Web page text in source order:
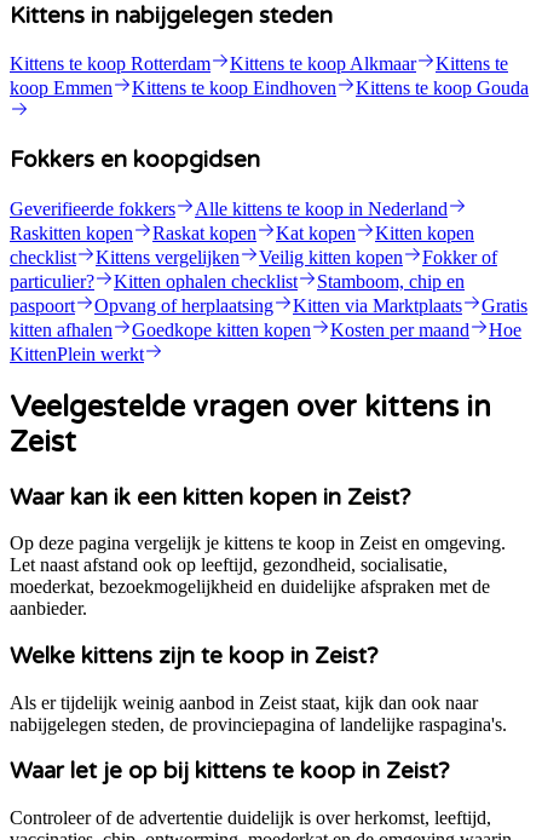
Kittens in nabijgelegen steden
Kittens te koop Rotterdam Kittens te koop Alkmaar
Kittens te
koop Emmen
Kittens te koop Eindhoven Kittens te koop Gouda
Fokkers en koopgidsen
Geverifieerde fokkers
Alle kittens te koop in Nederland
Raskitten kopen
Raskat kopen Kat kopen
Kitten kopen
checklist
Kittens vergelijken Veilig kitten kopen
Fokker of
particulier?
Kitten ophalen checklist
Stamboom, chip en
paspoort
Opvang of herplaatsing Kitten via Marktplaats
Gratis
kitten afhalen
Goedkope kitten kopen Kosten per maand
Hoe
KittenPlein werkt
Veelgestelde vragen over kittens in
Zeist
Waar kan ik een kitten kopen in Zeist?
Op deze pagina vergelijk je kittens te koop in Zeist en omgeving.
Let naast afstand ook op leeftijd, gezondheid, socialisatie,
moederkat, bezoekmogelijkheid en duidelijke afspraken met de
aanbieder.
Welke kittens zijn te koop in Zeist?
Als er tijdelijk weinig aanbod in Zeist staat, kijk dan ook naar
nabijgelegen steden, de provinciepagina of landelijke raspagina's.
Waar let je op bij kittens te koop in Zeist?
Controleer of de advertentie duidelijk is over herkomst, leeftijd,